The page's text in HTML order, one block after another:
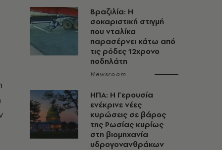
Βραζιλία: Η
σοκαριστική στιγμή
που νταλίκα
παρασέρνει κάτω από
τις ρόδες 12χρονο
ποδηλάτη
Newsroom
ΗΠΑ: Η Γερουσία
ενέκρινε νέες
κυρώσεις σε βάρος
της Ρωσίας κυρίως
στη βιομηχανία
υδρογονανθράκων